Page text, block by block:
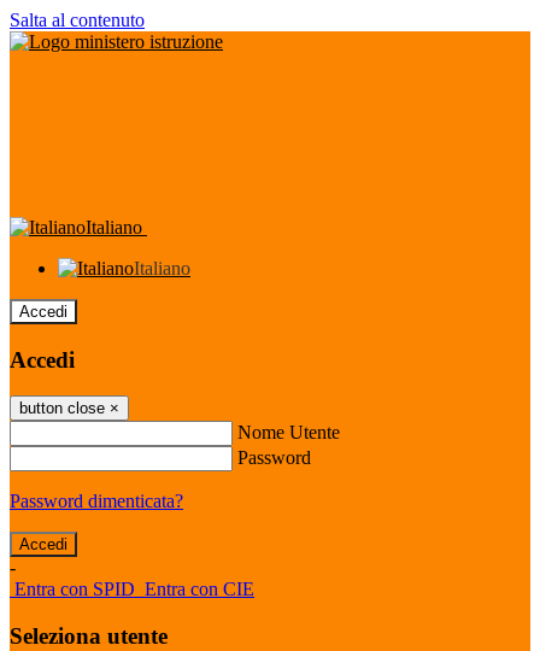
Salta al contenuto
Italiano
Italiano
Accedi
Accedi
button close ×
Nome Utente
Password
Password dimenticata?
-
Entra con SPID Entra con CIE
Seleziona utente